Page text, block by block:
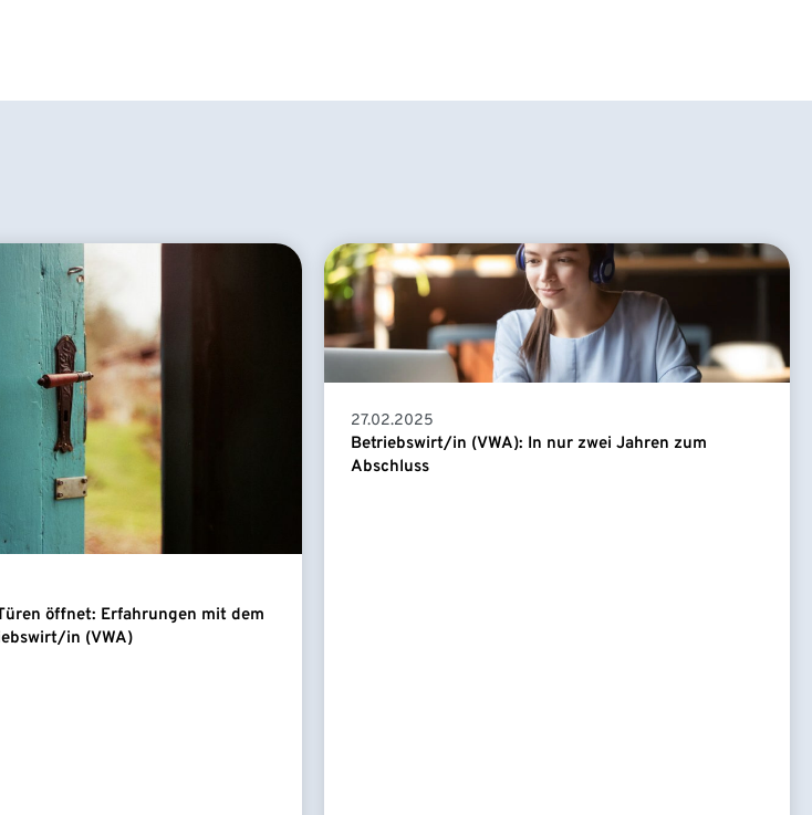
öffnet: Erfahrungen mit dem
in (VWA)
27.02.2025
Betriebswirt/in (VWA): In nur zwei Jahren zum
Abschluss